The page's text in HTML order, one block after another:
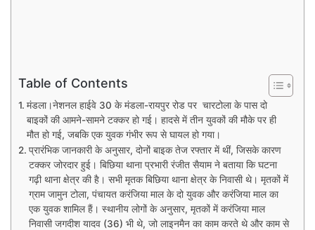
Table of Contents
मंडला।नेशनल हाईवे 30 के मंडला-रायपुर रोड पर चारटोला के पास दो
बाइकों की आमने-सामने टक्कर हो गई। हादसे में तीन युवकों की मौके पर ही
मौत हो गई, जबकि एक युवक गंभीर रूप से घायल हो गया।
प्रारंभिक जानकारी के अनुसार, दोनों बाइक तेज रफ्तार में थीं, जिसके कारण
टक्कर जोरदार हुई। बिछिया थाना प्रभारी रंजीत सैयाम ने बताया कि घटना
गढ़ी थाना क्षेत्र की है। सभी मृतक बिछिया थाना क्षेत्र के निवासी थे। मृतकों में
ग्राम जामुन टोला, पंचायत करंजिया माल के दो युवक और करंजिया माल का
एक युवक शामिल हैं। स्थानीय लोगों के अनुसार, मृतकों में करंजिया माल
निवासी जगदीश यादव (36) भी थे, जो लाइनमैन का काम करते थे और काम से